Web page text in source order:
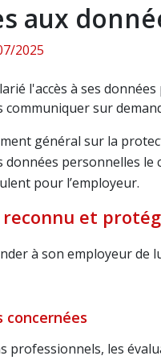
aux
2025
l'accès à ses
sur
général sur la
données personnelles
pour l’employeur.
reconnu et
à son employeur de
concernées
professionnels, les